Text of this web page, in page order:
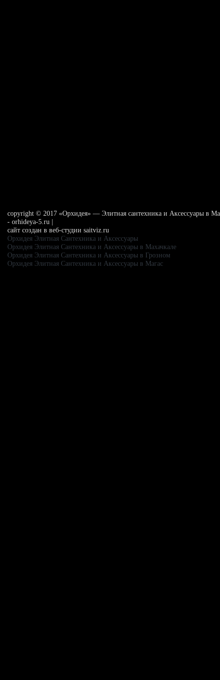
сopyright © 2017 «Орхидея» — Элитная сантехника и Аксессуары в
- orhideya-5.ru |
сайт создан в веб-студии saitviz.ru
Орхидея Элитная Сантехника и Аксессуары
Орхидея Элитная Сантехника и Аксессуары в Махачкале
Орхидея Элитная Сантехника и Аксессуары в Грозном
Орхидея Элитная Сантехника и Аксессуары в Магас